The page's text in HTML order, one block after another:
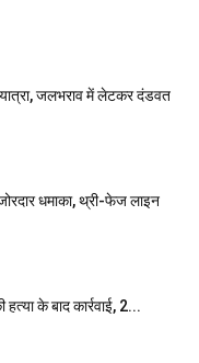
जलभराव में लेटकर दंडवत
धमाका, थ्री-फेज लाइन
के बाद कार्रवाई, 2...